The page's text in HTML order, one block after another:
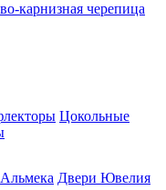
карнизная черепица
Цокольные
Двери Ювелия